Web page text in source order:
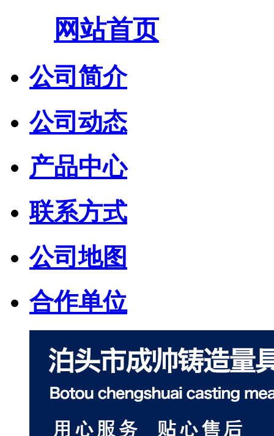
网站首页
公司简介
公司动态
产品中心
联系方式
公司地图
合作单位